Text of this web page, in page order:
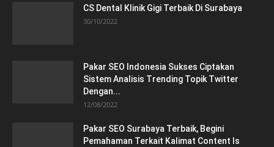
CS Dental Klinik Gigi Terbaik Di Surabaya
30/10/2022
Pakar SEO Indonesia Sukses Ciptakan
Sistem Analisis Trending Topik Twitter
Dengan...
12/08/2022
Pakar SEO Surabaya Terbaik, Begini
Pemahaman Terkait Kalimat Content Is